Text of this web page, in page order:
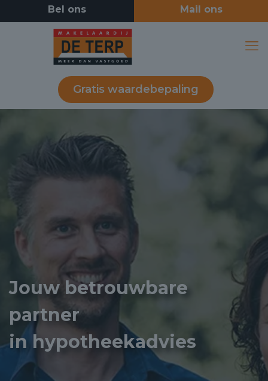
Gratis waardebepaling
Jouw betrouwbare
partner
in hypotheekadvies